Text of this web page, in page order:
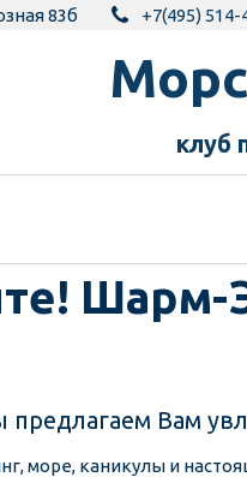
83б +7(495) 514-
клуб
предлагаем Вам
море, каникулы и